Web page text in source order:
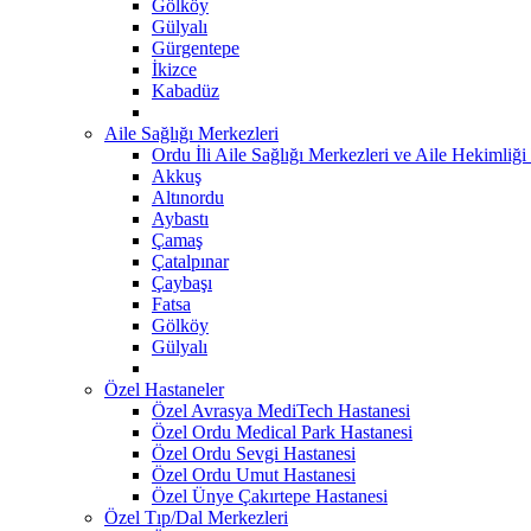
Gölköy
Gülyalı
Gürgentepe
İkizce
Kabadüz
Aile Sağlığı Merkezleri
Ordu İli Aile Sağlığı Merkezleri ve Aile
Akkuş
Altınordu
Aybastı
Çamaş
Çatalpınar
Çaybaşı
Fatsa
Gölköy
Gülyalı
Özel Hastaneler
Özel Avrasya MediTech Hastanesi
Özel Ordu Medical Park Hastanesi
Özel Ordu Sevgi Hastanesi
Özel Ordu Umut Hastanesi
Özel Ünye Çakırtepe Hastanesi
Özel Tıp/Dal Merkezleri